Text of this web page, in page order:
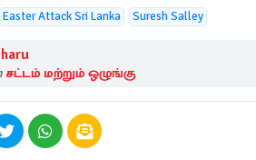
Easter Attack Sri Lanka Suresh Salley
சட்டம் மற்றும் ஒழுங்கு